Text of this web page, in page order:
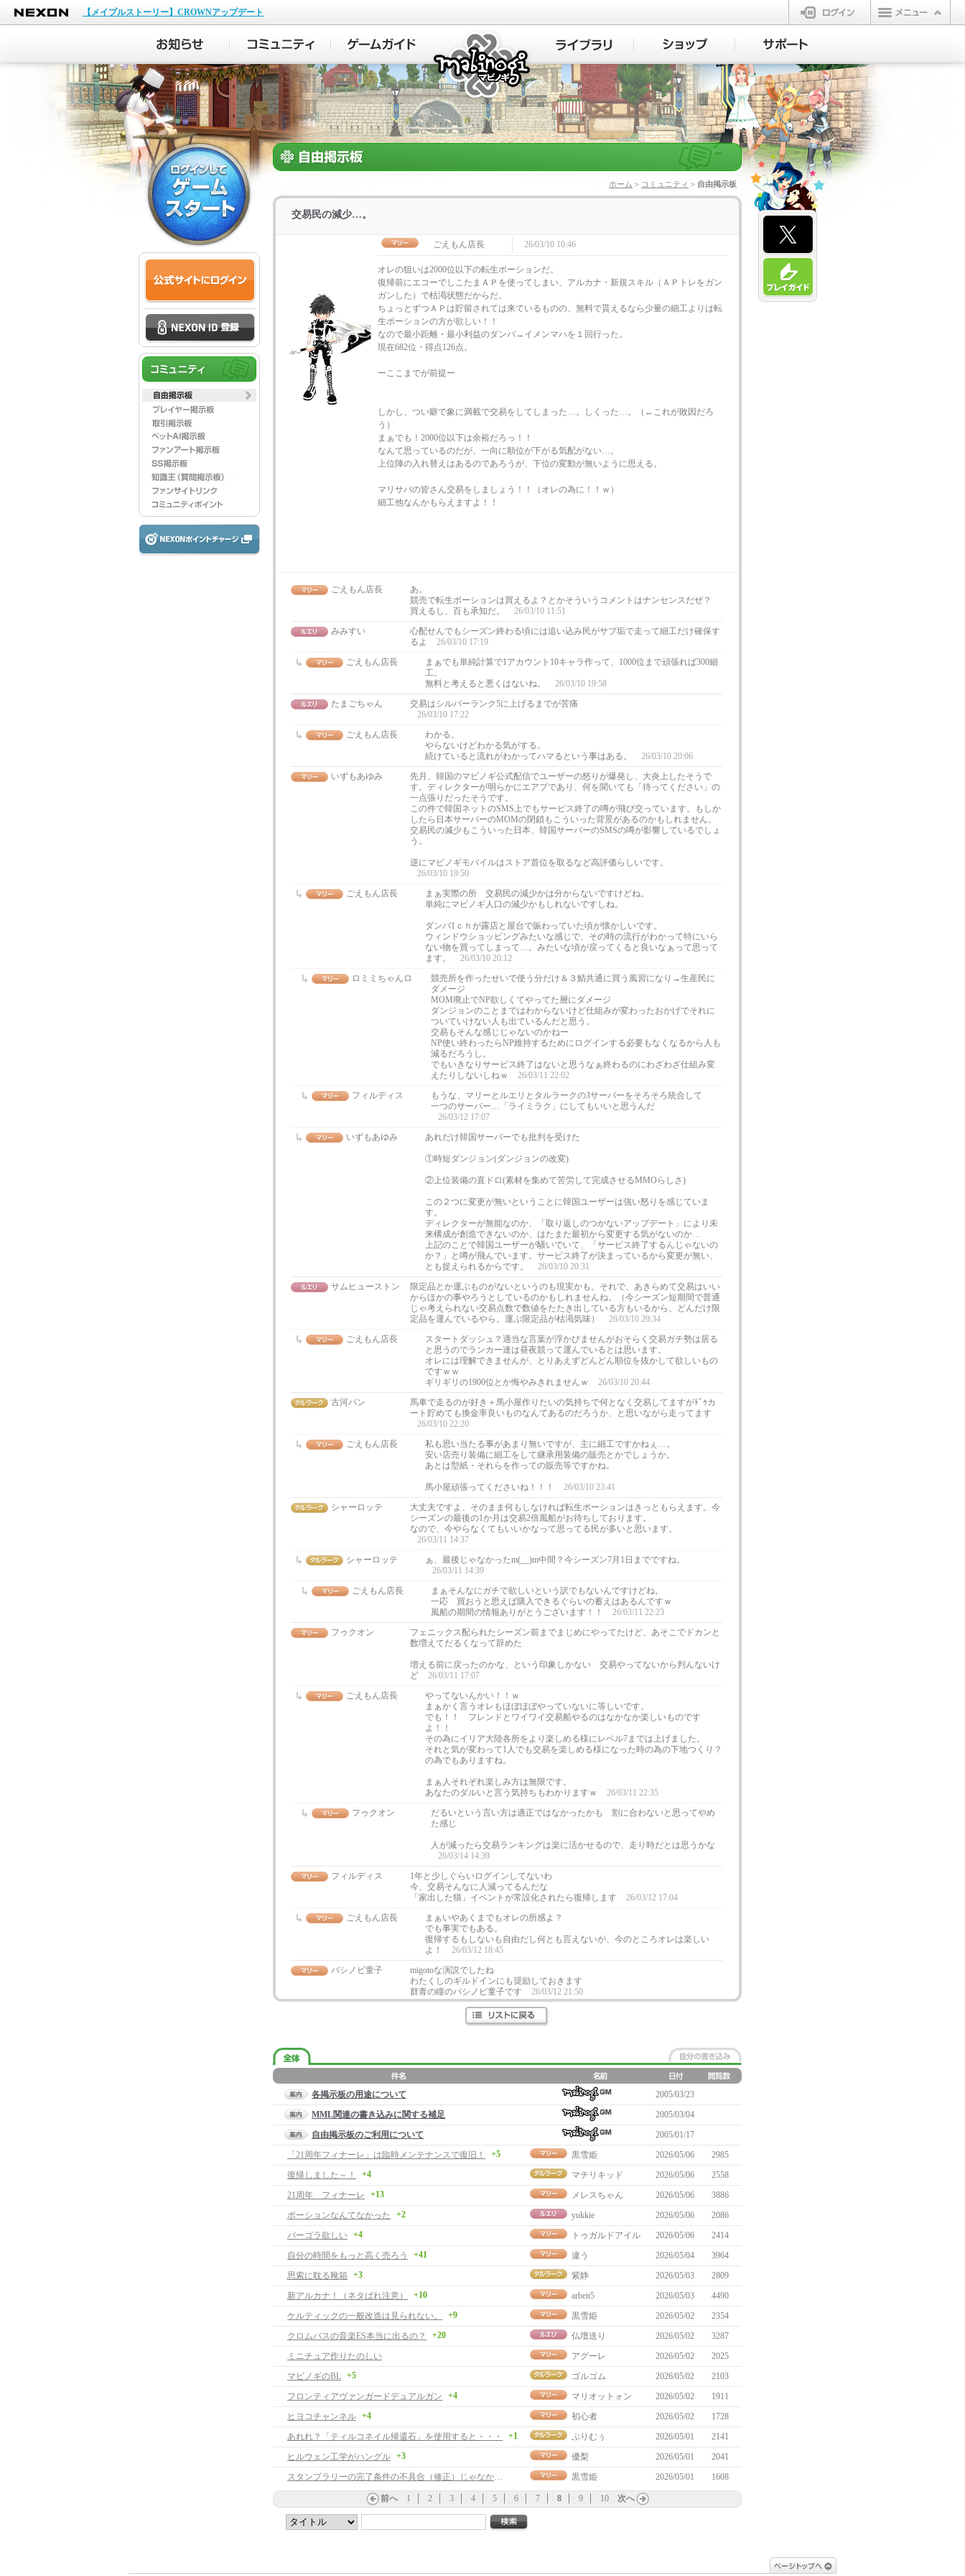
NEXON
【メイプルストーリー】CROWNアップデート
ログイン
マビノギ
ホーム > コミュニティ > 自由掲示板
交易民の減少…。
ごえもん店長 26/03/10 10:46
オレの狙いは2000位以下の転生ポーションだ。
復帰前にエコーでしこたまＡＰを使ってしまい、アルカナ・新規スキル（ＡＰトレをガン
ガンした）で枯渇状態だからだ。
ちょっとずつＡＰは貯留されては来ているものの、無料で貰えるなら少量の細工よりは転
生ポーションの方が欲しい！！
なので最小距離・最小利益のダンバ→イメンマハを１回行った。
現在682位・得点126点。
ーここまでが前提ー
しかし、つい癖で象に満載で交易をしてしまった…。しくった…。（←これが敗因だろ
う）
まぁでも！2000位以下は余裕だろっ！！
なんて思っているのだが、一向に順位が下がる気配がない…。
上位陣の入れ替えはあるのであろうが、下位の変動が無いように思える。
マリサバの皆さん交易をしましょう！！（オレの為に！！ｗ）
細工他なんかもらえますよ！！
ごえもん店長
あ。
競売で転生ポーションは買えるよ？とかそういうコメントはナンセンスだぜ？
買えるし、百も承知だ。
26/03/10 11:51
みみすい
心配せんでもシーズン終わる頃には追い込み民がサブ垢で走って細工だけ確保す
るよ
26/03/10 17:19
ごえもん店長
まぁでも単純計算で1アカウント10キャラ作って、1000位まで頑張れば300細
工。
無料と考えると悪くはないね。
26/03/10 19:58
たまごちゃん
交易はシルバーランク5に上げるまでが苦痛
26/03/10 17:22
ごえもん店長
わかる。
やらないけどわかる気がする。
続けていると流れがわかってハマるという事はある。
26/03/10 20:06
いずもあゆみ
先月、韓国のマビノギ公式配信でユーザーの怒りが爆発し、大炎上したそうで
す。ディレクターが明らかにエアプであり、何を聞いても「待ってください」の
一点張りだったそうです。
この件で韓国ネットのSMS上でもサービス終了の噂が飛び交っています。もしか
したら日本サーバーのMOMの閉鎖もこういった背景があるのかもしれません。
交易民の減少もこういった日本、韓国サーバーのSMSの噂が影響しているでしょ
う。
逆にマビノギモバイルはストア首位を取るなど高評価らしいです。
26/03/10 19:50
ごえもん店長
まぁ実際の所 交易民の減少かは分からないですけどね。
単純にマビノギ人口の減少かもしれないですしね。
ダンバ1ｃｈが露店と屋台で賑わっていた頃が懐かしいです。
ウィンドウショッピングみたいな感じで、その時の流行がわかって特にいら
ない物を買ってしまって…。みたいな頃が戻ってくると良いなぁって思って
ます。
26/03/10 20:12
ロミミちゃんロ
競売所を作ったせいで使う分だけ＆３鯖共通に買う風習になり→生産民に
ダメージ
MOM廃止でNP欲しくてやってた層にダメージ
ダンジョンのことまではわからないけど仕組みが変わったおかげでそれに
ついていけない人も出ているんだと思う。
交易もそんな感じじゃないのかねー
NP使い終わったらNP維持するためにログインする必要もなくなるから人も
減るだろうし。
でもいきなりサービス終了はないと思うなぁ終わるのにわざわざ仕組み変
えたりしないしねｗ
26/03/11 22:02
フィルディス
もうな、マリーとルエリとタルラークの3サーバーをそろそろ統合して
一つのサーバー…「ライミラク」にしてもいいと思うんだ
26/03/12 17:07
いずもあゆみ
あれだけ韓国サーバーでも批判を受けた
①時短ダンジョン(ダンジョンの改変)
②上位装備の直ドロ(素材を集めて苦労して完成させるMMOらしさ)
この２つに変更が無いということに韓国ユーザーは強い怒りを感じていま
す。
ディレクターが無能なのか、「取り返しのつかないアップデート」により未
来構成が創造できないのか、はたまた最初から変更する気がないのか…
上記のことで韓国ユーザーが騒いでいて、「サービス終了するんじゃないの
か？」と噂が飛んでいます。サービス終了が決まっているから変更が無い、
とも捉えられるからです。
26/03/10 20:31
サムヒューストン
限定品とか運ぶものがないというのも現実かも。それで、あきらめて交易はいい
からほかの事やろうとしているのかもしれませんね。（今シーズン短期間で普通
じゃ考えられない交易点数で数値をたたき出している方もいるから、どんだけ限
定品を運んでいるやら。運ぶ限定品が枯渇気味）
26/03/10 20:34
ごえもん店長
スタートダッシュ？適当な言葉が浮かびませんがおそらく交易ガチ勢は居る
と思うのでランカー達は昼夜競って運んでいるとは思います。
オレには理解できませんが、とりあえずどんどん順位を抜かして欲しいもの
ですｗｗ
ギリギリの1900位とか悔やみきれませんｗ
26/03/10 20:44
古河パン
馬車で走るのが好き＋馬小屋作りたいの気持ちで何となく交易してますがﾄﾞｩカ
ート貯めても換金率良いものなんてあるのだろうか、と思いながら走ってます
26/03/10 22:20
ごえもん店長
私も思い当たる事があまり無いですが、主に細工ですかねぇ…。
安い店売り装備に細工をして継承用装備の販売とかでしょうか。
あとは型紙・それらを作っての販売等ですかね。
馬小屋頑張ってくださいね！！！
26/03/10 23:41
シャーロッテ
大丈夫ですよ、そのまま何もしなければ転生ポーションはきっともらえます。今
シーズンの最後の1か月は交易2倍風船がお待ちしております。
なので、今やらなくてもいいかなって思ってる民が多いと思います。
26/03/11 14:37
シャーロッテ
ぁ、最後じゃなかったm(__)m中間？今シーズン7月1日までですね。
26/03/11 14:39
ごえもん店長
まぁそんなにガチで欲しいという訳でもないんですけどね。
一応 買おうと思えば購入できるぐらいの蓄えはあるんですｗ
風船の期間の情報ありがとうございます！！
26/03/11 22:23
フゥクオン
フェニックス配られたシーズン前までまじめにやってたけど、あそこでドカンと
数増えてだるくなって辞めた
増える前に戻ったのかな、という印象しかない 交易やってないから判んないけ
ど
26/03/11 17:07
ごえもん店長
やってないんかい！！ｗ
まぁかく言うオレもほぼほぼやっていないに等しいです。
でも！！ フレンドとワイワイ交易船やるのはなかなか楽しいものです
よ！！
その為にイリア大陸各所をより楽しめる様にレベル7までは上げました。
それと気が変わって1人でも交易を楽しめる様になった時の為の下地つくり？
の為でもありますね。
まぁ人それぞれ楽しみ方は無限です。
あなたのダルいと言う気持ちもわかりますｗ
26/03/11 22:35
フゥクオン
だるいという言い方は適正ではなかったかも 割に合わないと思ってやめ
た感じ
人が減ったら交易ランキングは楽に活かせるので、走り時だとは思うかな
26/03/14 14:39
フィルディス
1年と少しぐらいログインしてないわ
今、交易そんなに人減ってるんだな
「家出した猫」イベントが常設化されたら復帰します
26/03/12 17:04
ごえもん店長
まぁいやあくまでもオレの所感よ？
でも事実でもある。
復帰するもしないも自由だし何とも言えないが、今のところオレは楽しい
よ！
26/03/12 18:45
バシノビ童子
migotoな演説でしたね
わたくしのギルドインにも奨励しておきます
群青の瞳のバシノビ童子です
26/03/12 21:50
各掲示板の用途について
2005/03/23
MML関連の書き込みに関する補足
2005/03/04
自由掲示板のご利用について
2005/01/17
「21周年フィナーレ」は臨時メンテナンスで復旧！
+5 黒雪姫 2026/05/06
2985
復帰しました～！
+4 マチリキッド 2026/05/06
2558
21周年 フィナーレ
+13 メレスちゃん 2026/05/06
3886
ポーションなんてなかった
+2 yukkie 2026/05/06
2086
パーゴラ欲しい +4 トゥガルドアイル 2026/05/06
2414
自分の時間をもっと高く売ろう
+41 違う 2026/05/04
3964
思索に耽る靴箱
+3 紫静 2026/05/03
2809
新アルカナ！（ネタばれ注意）
+10 arbeit5 2026/05/03
4490
ケルティックの一般改造は見られない。
+9 黒雪姫 2026/05/02
2354
クロムバスの音楽ES本当に出るの？
+20 仏壇送り 2026/05/02
3287
ミニチュア作りたのしい
アグーレ 2026/05/02
2025
マビノギのBL +5 ゴルゴム 2026/05/02
2103
フロンティアヴァンガードデュアルガン
+4 マリオットォン 2026/05/02
1911
ヒヨコチャンネル +4 初心者 2026/05/02
1728
あれれ？「ティルコネイル帰還石」を使用すると・・・
+1 ぷりむぅ 2026/05/01
2141
ヒルウェン工学がハングル +3 優梨 2026/05/01
2041
スタンプラリーの完了条件の不具合（修正）じゃなかったかも？
黒雪姫 2026/05/01 1608
前へ 1 2 3 4 5 6 7 8 9 10 次へ